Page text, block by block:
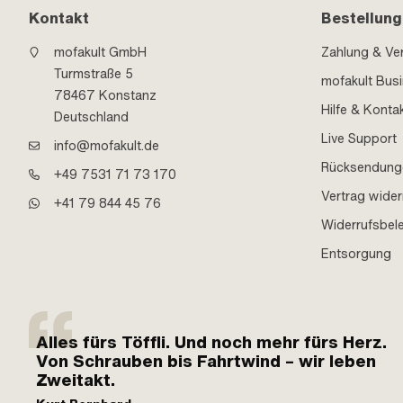
Kontakt
mofakult GmbH
Turmstraße 5
78467 Konstanz
Deutschland
info@mofakult.de
+49 7531 71 73 170
+41 79 844 45 76
Bestellung
Zahlung &
mofakult
Hilfe &
Live Support
Vertrag
Entsorgung
Alles fürs Töffli. Und noch mehr fürs Herz.
Von Schrauben bis Fahrtwind – wir leben
Zweitakt.